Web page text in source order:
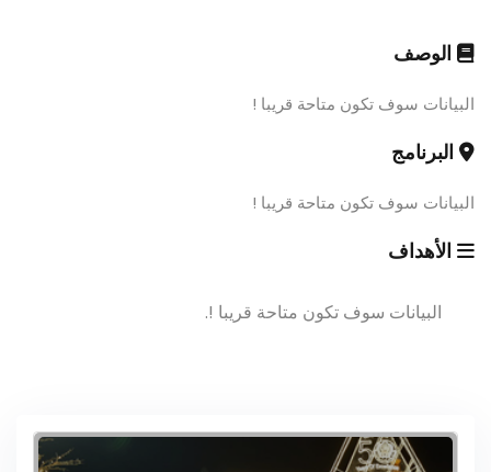
الوصف
البيانات سوف تكون متاحة قريبا !
البرنامج
البيانات سوف تكون متاحة قريبا !
الأهداف
البيانات سوف تكون متاحة قريبا !.